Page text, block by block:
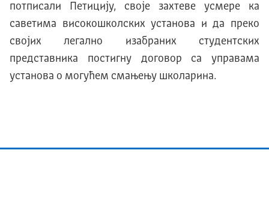
потписали Петицију, своје захтеве усмере ка
саветима високошколских установа и да преко
својих легално изабраних студентских
представника постигну договор са управама
установа о могућем смањењу школарина.